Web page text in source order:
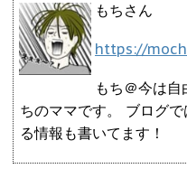
もちさん
https://
もち＠今は
ちのママです。 ブログ
る情報も書いてます！